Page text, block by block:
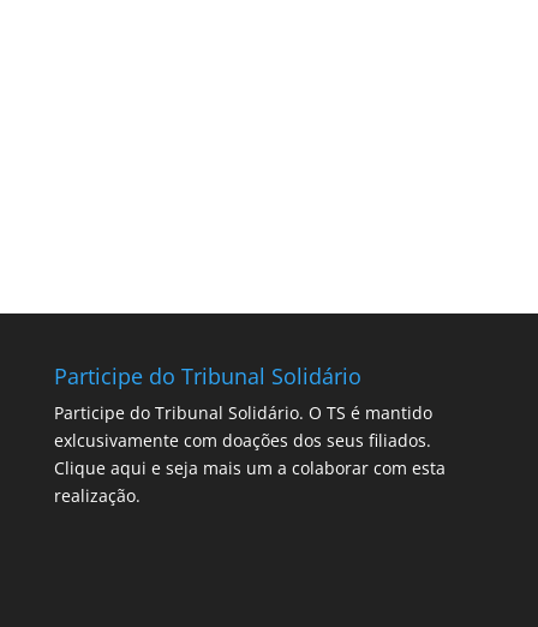
Participe do Tribunal Solidário
Participe do Tribunal Solidário. O TS é mantido
exlcusivamente com doações dos seus filiados.
Clique aqui e seja mais um a colaborar com esta
realização.